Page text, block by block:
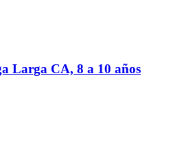
Larga CA, 8 a 10 años